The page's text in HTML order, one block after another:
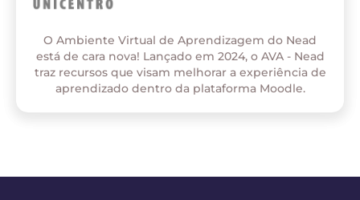
O Ambiente Virtual de Aprendizagem do Nead
está de cara nova! Lançado em 2024, o AVA - Nead
traz recursos que visam melhorar a experiência de
aprendizado dentro da plataforma Moodle.